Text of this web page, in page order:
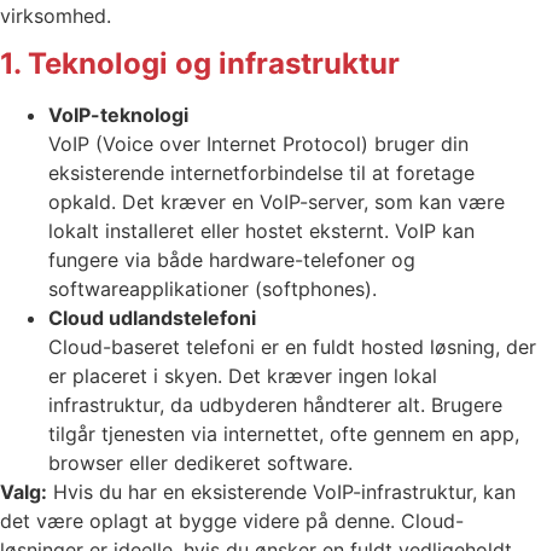
virksomhed.
1. Teknologi og infrastruktur
VoIP-teknologi
VoIP (Voice over Internet Protocol) bruger din
eksisterende internetforbindelse til at foretage
opkald. Det kræver en VoIP-server, som kan være
lokalt installeret eller hostet eksternt. VoIP kan
fungere via både hardware-telefoner og
softwareapplikationer (softphones).
Cloud udlandstelefoni
Cloud-baseret telefoni er en fuldt hosted løsning, der
er placeret i skyen. Det kræver ingen lokal
infrastruktur, da udbyderen håndterer alt. Brugere
tilgår tjenesten via internettet, ofte gennem en app,
browser eller dedikeret software.
Valg: Hvis du har en eksisterende VoIP-infrastruktur, kan
det være oplagt at bygge videre på denne. Cloud-